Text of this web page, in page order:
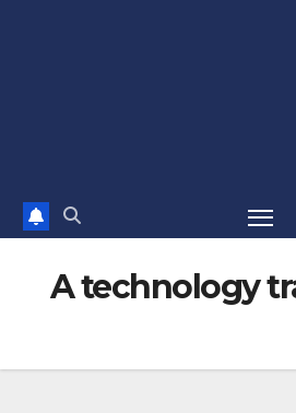
A technology